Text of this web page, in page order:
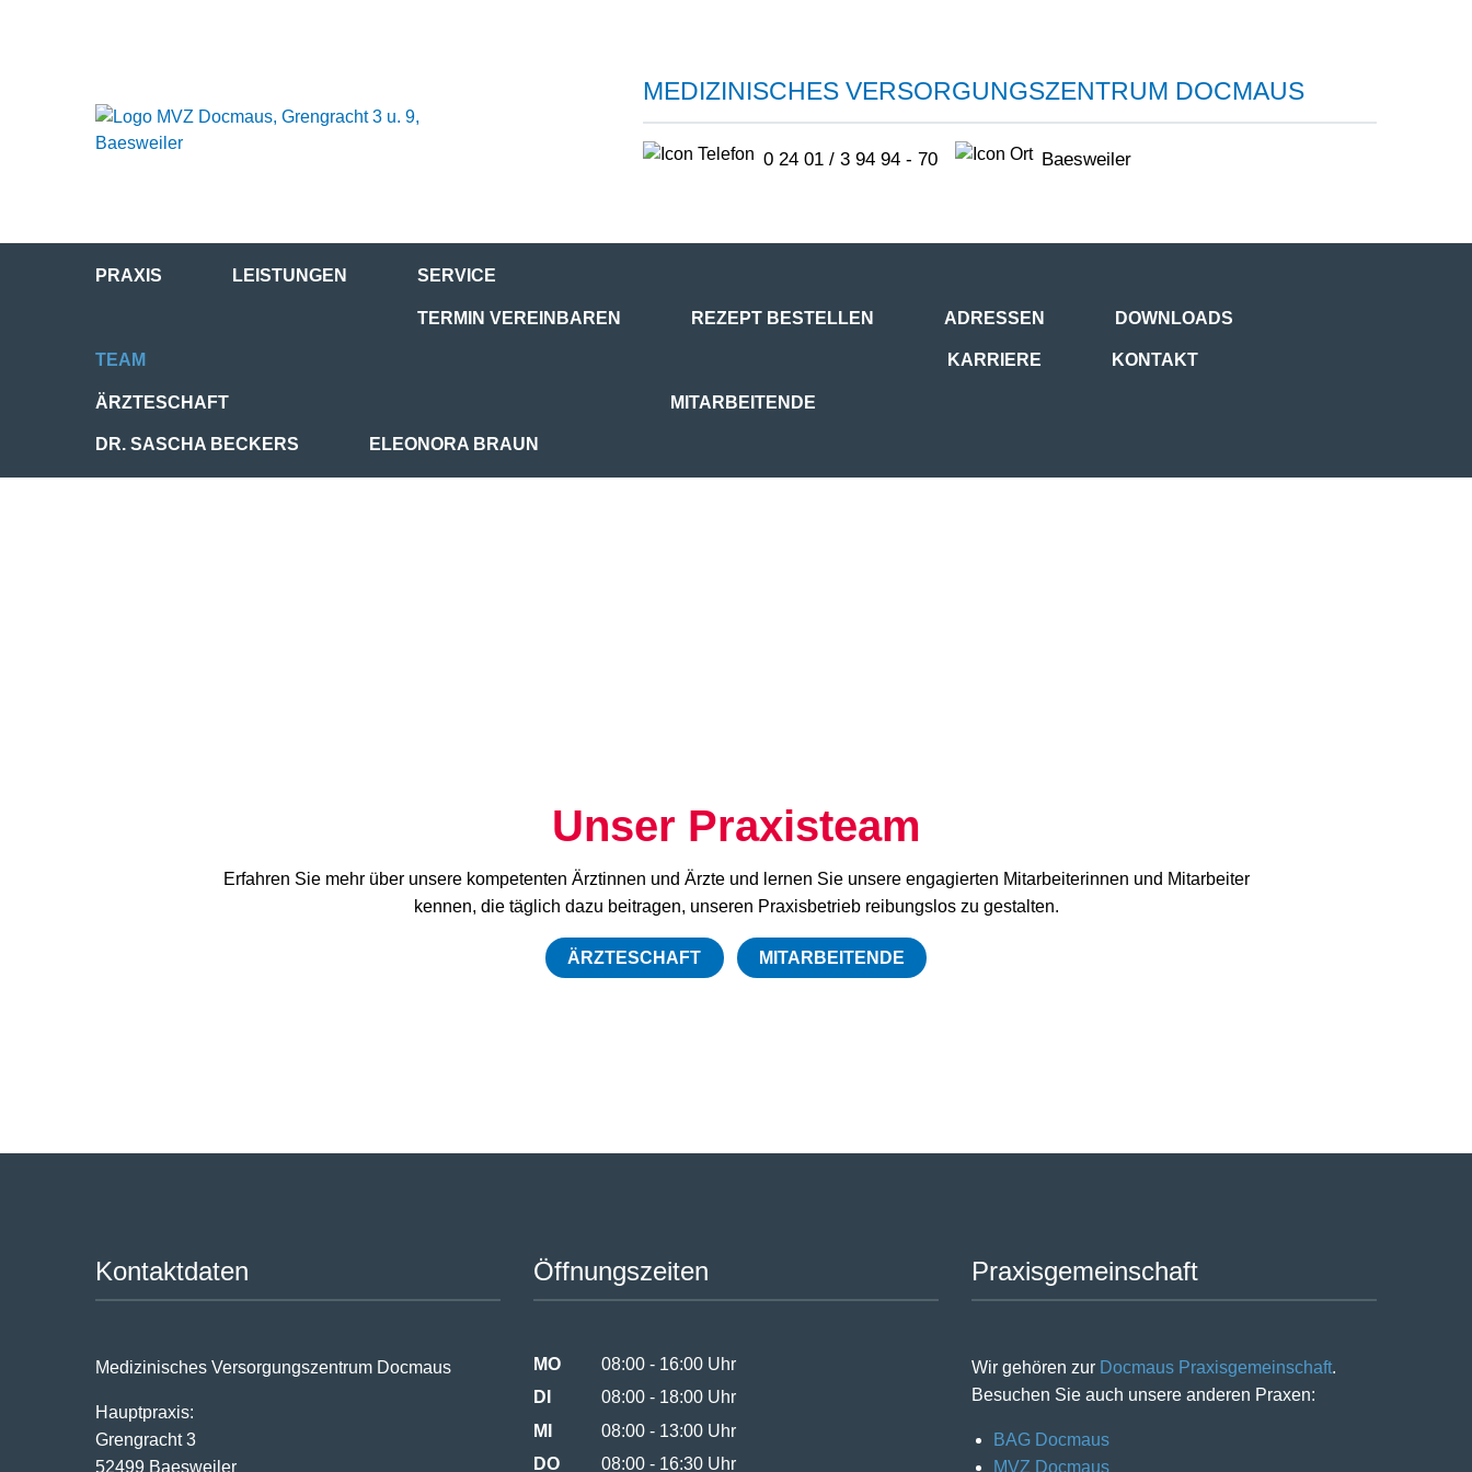
MEDIZINISCHES VERSORGUNGSZENTRUM DOCMAUS
0 24 01 / 3 94 94 - 70 Baesweiler
PRAXIS LEISTUNGEN SERVICE
TERMIN VEREINBAREN REZEPT BESTELLEN ADRESSEN DOWNLOADS
TEAM
ÄRZTESCHAFT
DR. SASCHA BECKERS ELEONORA BRAUN
MITARBEITENDE
KARRIERE KONTAKT
Unser Praxisteam
Erfahren Sie mehr über unsere kompetenten Ärztinnen und Ärzte und lernen Sie unsere engagierten Mitarbeiterinnen und Mitarbeiter
kennen, die täglich dazu beitragen, unseren Praxisbetrieb reibungslos zu gestalten.
ÄRZTESCHAFT MITARBEITENDE
Kontaktdaten
Medizinisches Versorgungszentrum Docmaus
Hauptpraxis:
Grengracht 3
52499 Baesweiler
Öffnungszeiten
MO
08:00 - 16:00 Uhr
DI
08:00 - 18:00 Uhr
MI
08:00 - 13:00 Uhr
DO
08:00 - 16:30 Uhr
Praxisgemeinschaft
Wir gehören zur Docmaus Praxisgemeinschaft.
Besuchen Sie auch unsere anderen Praxen:
BAG Docmaus
MVZ Docmaus